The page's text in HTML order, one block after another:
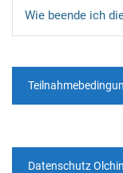
Wie beende ich
Datenschutz